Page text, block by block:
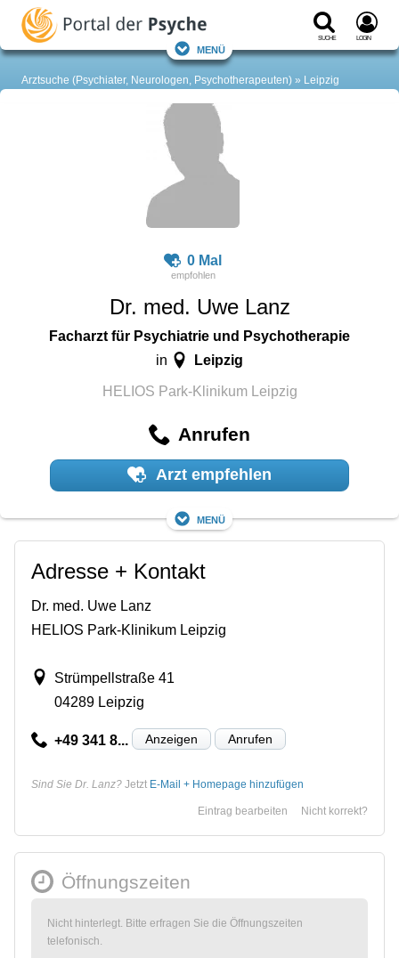
Suche Login
Menü
Arztsuche (Psychiater, Neurologen, Psychotherapeuten) Leipzig
0 Mal
Dr. med. Uwe Lanz
Facharzt für Psychiatrie und Psychotherapie
in Leipzig
HELIOS Park-Klinikum Leipzig
Anrufen
Arzt empfehlen
Menü
Adresse + Kontakt
Dr. med. Uwe Lanz
HELIOS Park-Klinikum Leipzig
Strümpellstraße 41
04289 Leipzig
+49 341 8... Anzeigen Anrufen
Sind Sie Dr. Lanz? Jetzt E-Mail + Homepage hinzufügen
Nicht korrekt?
Eintrag bearbeiten
Öffnungszeiten
Nicht hinterlegt. Bitte erfragen Sie die Öffnungszeiten
telefonisch.